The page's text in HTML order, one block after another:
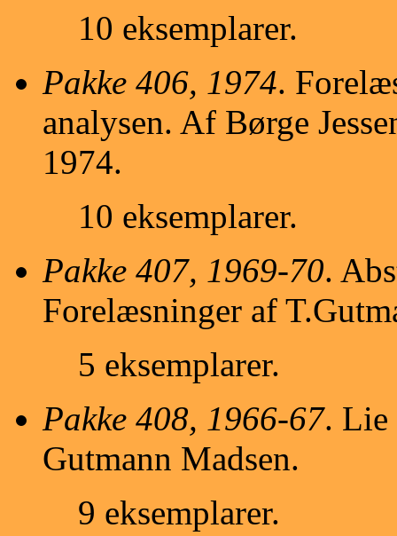
10 eksemplarer.
Pakke 406, 1974.
analysen. Af Børge
1974.
10 eksemplarer.
Pakke 407, 1969-70.
Forelæsninger af
5 eksemplarer.
Pakke 408, 1966-67. Lie
Gutmann Madsen.
9 eksemplarer.